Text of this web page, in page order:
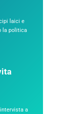
laici e
la politica
a